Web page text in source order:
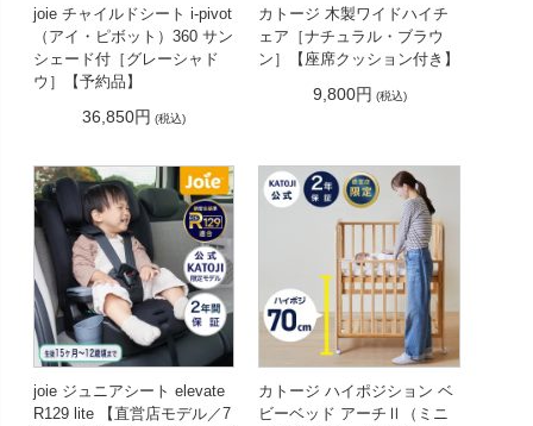
joie チャイルドシート i-pivot
（アイ・ピボット）360 サン
シェード付［グレーシャド
ウ］【予約品】
36,850円 (税込)
カトージ 木製ワイドハイチ
ェア［ナチュラル・ブラウ
ン］【座席クッション付き】
9,800円 (税込)
joie ジュニアシート elevate
R129 lite 【直営店モデル／7
カトージ ハイポジション ベ
ビーベッド アーチⅡ（ミニ